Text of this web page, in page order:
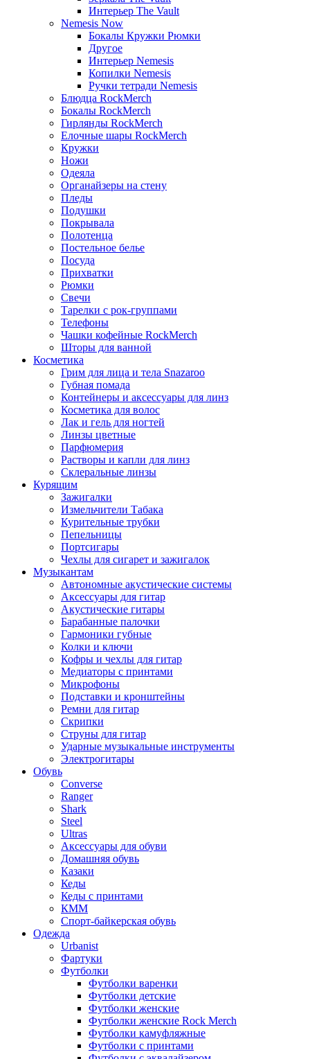
Интерьер The Vault
Nemesis Now
Бокалы Кружки Рюмки
Другое
Интерьер Nemesis
Копилки Nemesis
Ручки тетради Nemesis
Блюдца RockMerch
Бокалы RockMerch
Гирлянды RockMerch
Елочные шары RockMerch
Кружки
Ножи
Одеяла
Органайзеры на стену
Пледы
Подушки
Покрывала
Полотенца
Постельное белье
Посуда
Прихватки
Рюмки
Свечи
Тарелки с рок-группами
Телефоны
Чашки кофейные RockMerch
Шторы для ванной
Косметика
Грим для лица и тела Snazaroo
Губная помада
Контейнеры и аксессуары для линз
Косметика для волос
Лак и гель для ногтей
Линзы цветные
Парфюмерия
Растворы и капли для линз
Склеральные линзы
Курящим
Зажигалки
Измельчители Табака
Курительные трубки
Пепельницы
Портсигары
Чехлы для сигарет и зажигалок
Музыкантам
Автономные акустические системы
Аксессуары для гитар
Акустические гитары
Барабанные палочки
Гармоники губные
Колки и ключи
Кофры и чехлы для гитар
Медиаторы с принтами
Микрофоны
Подставки и кронштейны
Ремни для гитар
Скрипки
Струны для гитар
Ударные музыкальные инструменты
Электрогитары
Обувь
Converse
Ranger
Shark
Steel
Ultras
Аксессуары для обуви
Домашняя обувь
Казаки
Кеды
Кеды с принтами
КММ
Спорт-байкерская обувь
Одежда
Urbanist
Фартуки
Футболки
Футболки варенки
Футболки детские
Футболки женские
Футболки женские Rock Merch
Футболки камуфляжные
Футболки с принтами